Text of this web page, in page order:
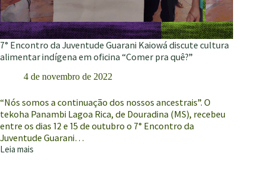
7° Encontro da Juventude Guarani Kaiowá discute cultura
alimentar indígena em oficina “Comer pra quê?”
4 de novembro de 2022
“Nós somos a continuação dos nossos ancestrais”. O
tekoha Panambi Lagoa Rica, de Douradina (MS), recebeu
entre os dias 12 e 15 de outubro o 7° Encontro da
Juventude Guarani…
Leia mais
7°